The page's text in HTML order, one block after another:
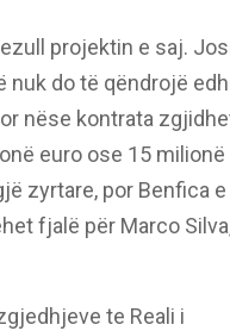
projektin e saj.
nuk do të qëndrojë
nëse kontrata
euro ose 15 milionë
zyrtare, por Benfica e
fjalë për Marco
te Reali i